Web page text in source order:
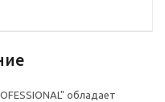
обладает